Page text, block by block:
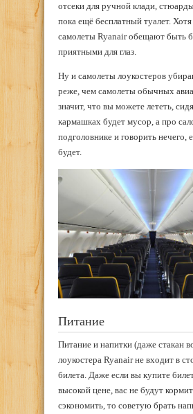
отсеки для ручной клади,
пока ещё бесплатный туалет.
самолеты Ryanair обещают быть
приятными для глаз.
Ну и самолеты лоукостеров
реже, чем самолеты обычных
значит, что вы можете лететь,
кармашках будет мусор, а про
подголовнике и говорить нечего,
будет.
Питание
Питание и напитки (даже стакан
лоукостера Ryanair не входит в
билета. Даже если вы купите
высокой цене, вас не будут
сэкономить, то советую брать